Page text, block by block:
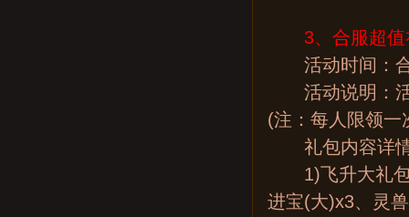
3、合服超值
活动时间：合
活动说明：活
(注：每人限领一
礼包内容详
1)飞升大礼包
进宝(大)x3、灵